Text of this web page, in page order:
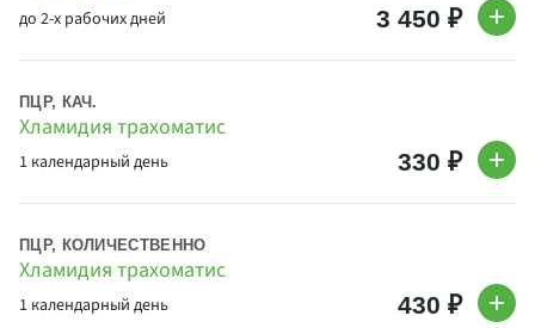
до 2-х рабочих дней 3 450 ₽
Хламидия трахоматис
ПЦР, КАЧ.
1 календарный день 330 ₽
Хламидия трахоматис
ПЦР, КОЛИЧЕСТВЕННО
1 календарный день 430 ₽